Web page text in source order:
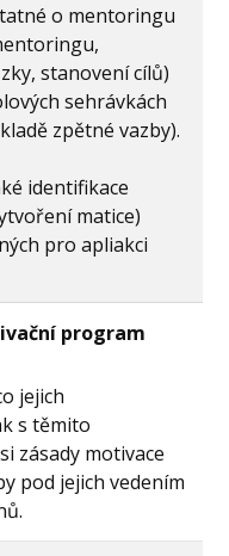
o mentoringu
stanovení cílů)
sehrávkách
zpětné vazby).
identifikace
matice)
pro apliakci
program
jejich
s těmito
zásady motivace
pod jejich vedením